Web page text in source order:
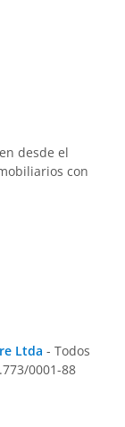
desde el
con
Ltda - Todos
0001-88